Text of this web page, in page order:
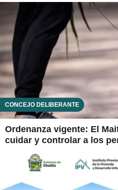
CONCEJO DELIBERANTE
Ordenanza vigente: El
cuidar y controlar a los